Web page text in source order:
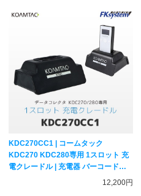
KDC270CC1 | コームタック
KDC270 KDC280専用 1スロット 充
電クレードル | 充電器 バーコードリ
ーダー用オプション KOAMTAC
12,200円